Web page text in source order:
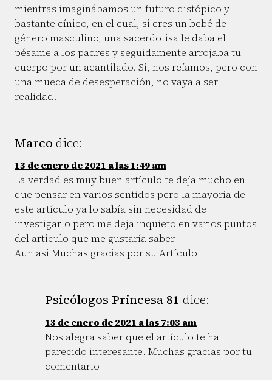
mientras imaginábamos un futuro distópico y
bastante cínico, en el cual, si eres un bebé de
género masculino, una sacerdotisa le daba el
pésame a los padres y seguidamente arrojaba tu
cuerpo por un acantilado. Si, nos reíamos, pero con
una mueca de desesperación, no vaya a ser
realidad.
Marco dice:
13 de enero de 2021 a las 1:49 am
La verdad es muy buen artículo te deja mucho en
que pensar en varios sentidos pero la mayoría de
este artículo ya lo sabía sin necesidad de
investigarlo pero me deja inquieto en varios puntos
del articulo que me gustaría saber
Aun asi Muchas gracias por su Artículo
Psicólogos Princesa 81 dice:
13 de enero de 2021 a las 7:03 am
Nos alegra saber que el artículo te ha
parecido interesante. Muchas gracias por tu
comentario